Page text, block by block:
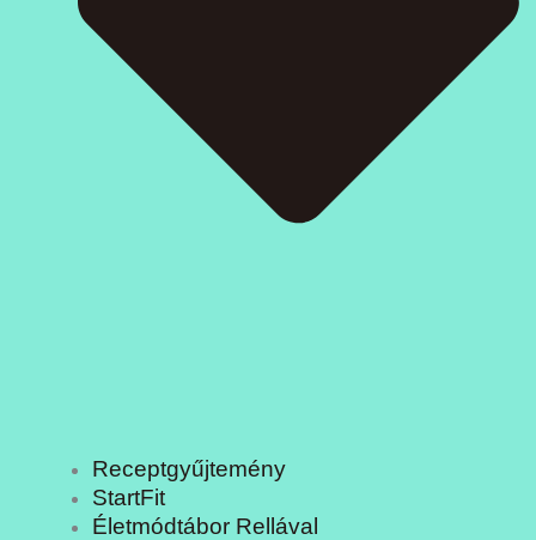
Receptgyűjtemény
StartFit
Életmódtábor Rellával